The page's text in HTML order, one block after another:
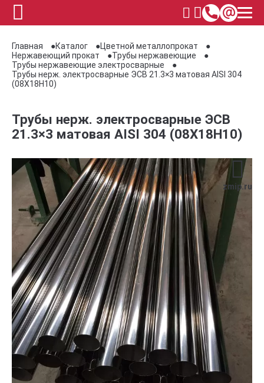
Главная Каталог
Цветной металлопрокат
Нержавеющий прокат
Трубы нержавеющие
Трубы нержавеющие электросварные
Трубы нерж. электросварные ЭСВ 21.3×3 матовая AISI 304
(08Х18Н10)
Трубы нерж. электросварные ЭСВ
21.3×3 матовая AISI 304 (08Х18Н10)
zmip.ru